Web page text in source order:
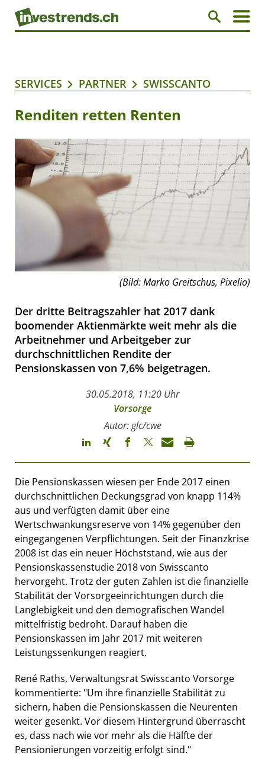
SERVICES PARTNER SWISSCANTO
Renditen retten Renten
(Bild: Marko Greitschus, Pixelio)
Der dritte Beitragszahler hat 2017 dank
boomender Aktienmärkte weit mehr als die
Arbeitnehmer und Arbeitgeber zur
durchschnittlichen Rendite der
Pensionskassen von 7,6% beigetragen.
30.05.2018, 11:20 Uhr
Vorsorge
Autor: glc/cwe
Die Pensionskassen wiesen per Ende 2017 einen
durchschnittlichen Deckungsgrad von knapp 114%
aus und verfügten damit über eine
Wertschwankungsreserve von 14% gegenüber den
eingegangenen Verpflichtungen. Seit der Finanzkrise
2008 ist das ein neuer Höchststand, wie aus der
Pensionskassenstudie 2018 von Swisscanto
hervorgeht. Trotz der guten Zahlen ist die finanzielle
Stabilität der Vorsorgeeinrichtungen durch die
Langlebigkeit und den demografischen Wandel
mittelfristig bedroht. Darauf haben die
Pensionskassen im Jahr 2017 mit weiteren
Leistungssenkungen reagiert.
René Raths, Verwaltungsrat Swisscanto Vorsorge
kommentierte: "Um ihre finanzielle Stabilität zu
sichern, haben die Pensionskassen die Neurenten
weiter gesenkt. Vor diesem Hintergrund überrascht
es, dass nach wie vor mehr als die Hälfte der
Pensionierungen vorzeitig erfolgt sind."